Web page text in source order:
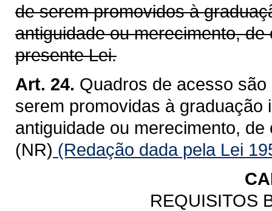
de serem promovidos à
antiguidade ou merecimento,
presente Lei.
Art. 24. Quadros de acesso
serem promovidas à graduação
antiguidade ou merecimento,
(NR) (Redação dada pela Lei
REQUISITOS